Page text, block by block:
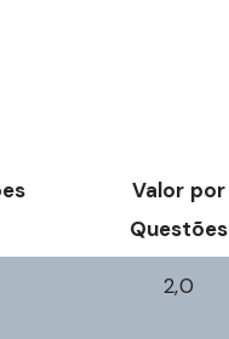
Valor por
Questões
2,0